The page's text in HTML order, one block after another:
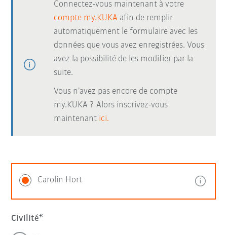
Connectez-vous maintenant à votre
compte my.KUKA afin de remplir
automatiquement le formulaire avec les
données que vous avez enregistrées. Vous
avez la possibilité de les modifier par la
suite.
Vous n’avez pas encore de compte
my.KUKA ? Alors inscrivez-vous
maintenant ici.
Carolin Hort
Civilité